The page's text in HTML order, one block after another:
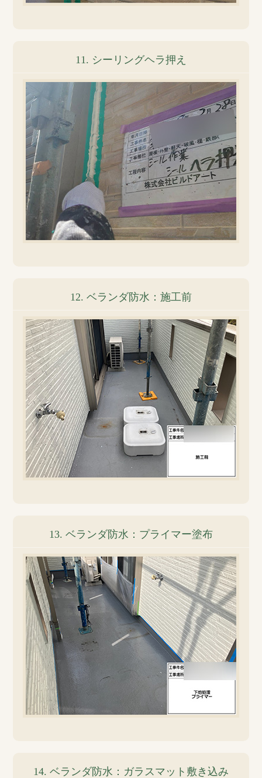
11. シーリングヘラ押え
12. ベランダ防水：施工前
13. ベランダ防水：プライマー塗布
14. ベランダ防水：ガラスマット敷き込み